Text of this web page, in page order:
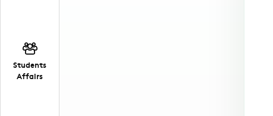
Students
Affairs